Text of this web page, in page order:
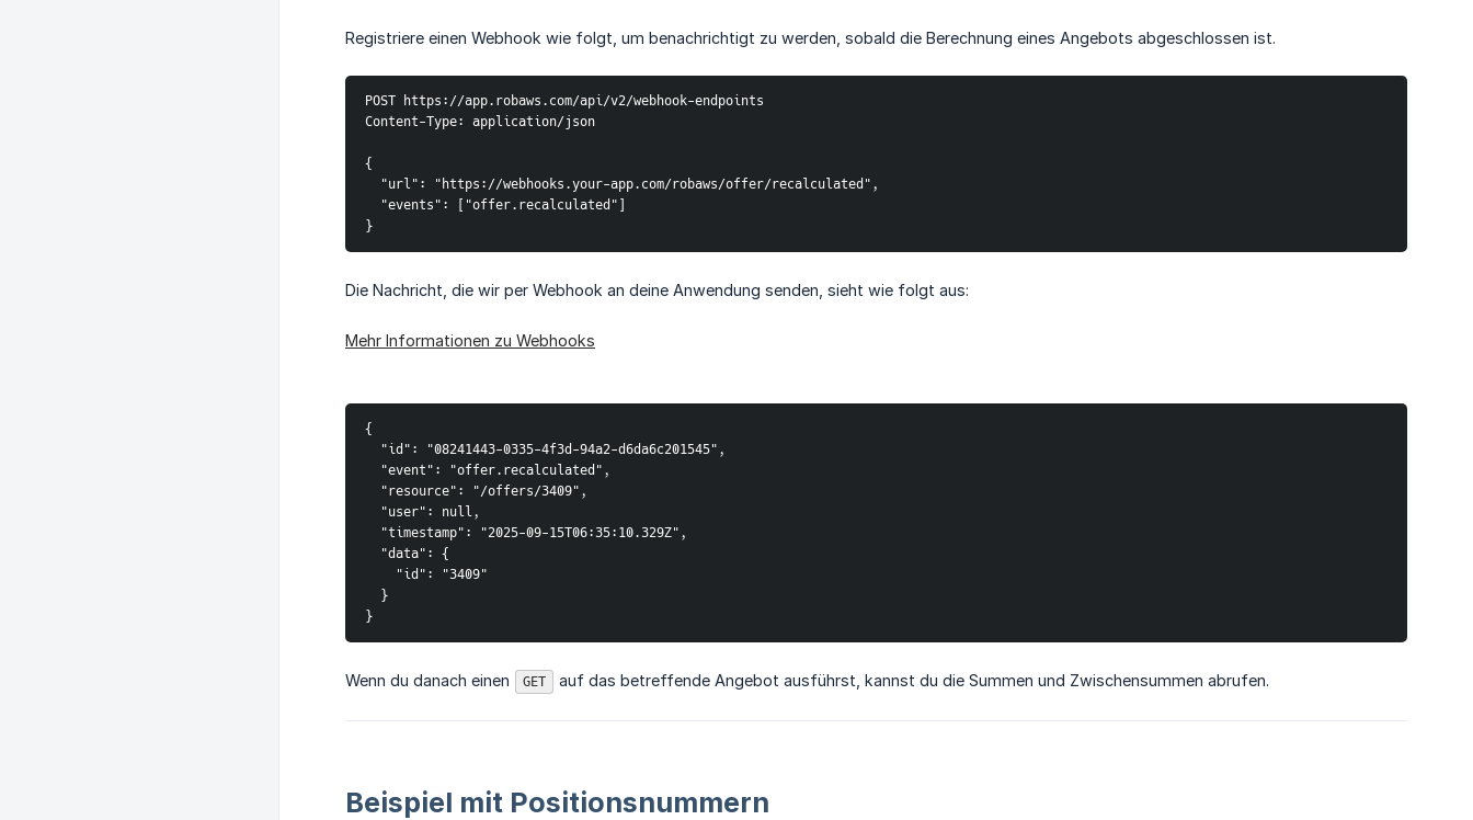
Registriere einen Webhook wie folgt, um benachrichtigt zu werden, sobald die Berechnung eines Angebots abgeschlossen ist.
POST https://app.robaws.com/api/v2/webhook-endpoints
Content-Type: application/json
{
  "url": "https://webhooks.your-app.com/robaws/offer/recalculated",
  "events": ["offer.recalculated"]
}
Die Nachricht, die wir per Webhook an deine Anwendung senden, sieht wie folgt aus:
Mehr Informationen zu Webhooks
{
  "id": "08241443-0335-4f3d-94a2-d6da6c201545",
  "event": "offer.recalculated",
  "resource": "/offers/3409",
  "user": null,
  "timestamp": "2025-09-15T06:35:10.329Z",
  "data": {
    "id": "3409"
  }
}
Wenn du danach einen GET auf das betreffende Angebot ausführst, kannst du die Summen und Zwischensummen abrufen.
Beispiel mit Positionsnummern